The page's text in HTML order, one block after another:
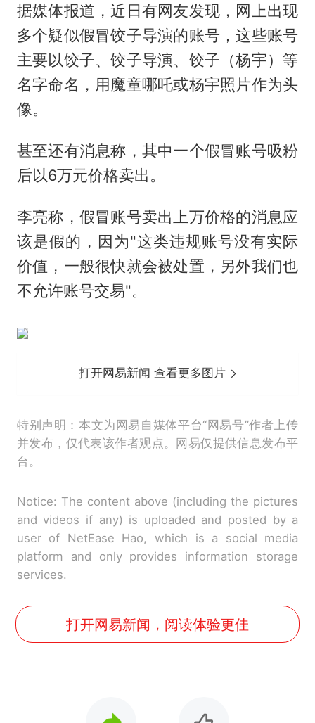
据媒体报道，近日有网友发现，网上出现
多个疑似假冒饺子导演的账号，这些账号
主要以饺子、饺子导演、饺子（杨宇）等
名字命名，用魔童哪吒或杨宇照片作为头
像。
甚至还有消息称，其中一个假冒账号吸粉
后以6万元价格卖出。
李亮称，假冒账号卖出上万价格的消息应
该是假的，因为"这类违规账号没有实际
价值，一般很快就会被处置，另外我们也
不允许账号交易"。
打开网易新闻 查看更多图片
特别声明：本文为网易自媒体平台“网易号”作者上传
并发布，仅代表该作者观点。网易仅提供信息发布平
台。
Notice: The content above (including the pictures
and videos if any) is uploaded and posted by a
user of NetEase Hao, which is a social media
platform and only provides information storage
services.
打开网易新闻，阅读体验更佳